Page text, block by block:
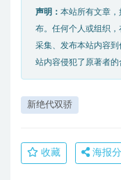
声明： 本站所有文章
布。任何个人或组织，
采集、发布本站内容
站内容侵犯了原著者的
新绝代双骄
收藏 海报